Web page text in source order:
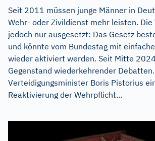
Seit 2011 müssen junge Männer in
Wehr- oder Zivildienst mehr leisten.
jedoch nur ausgesetzt: Das Gesetz
und könnte vom Bundestag mit
wieder aktiviert werden. Seit Mitte
Gegenstand wiederkehrender
Verteidigungsminister Boris Pistorius
Reaktivierung der Wehrpflicht...